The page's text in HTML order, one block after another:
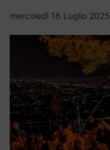
mercoledì 16 Luglio 2025